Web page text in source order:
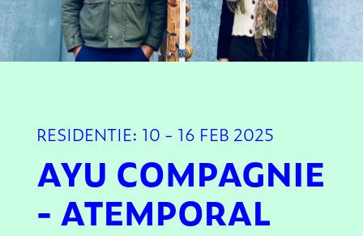
RESIDENTIE: 10 - 16 FEB 2025
AYU COMPAGNIE
- ATEMPORAL